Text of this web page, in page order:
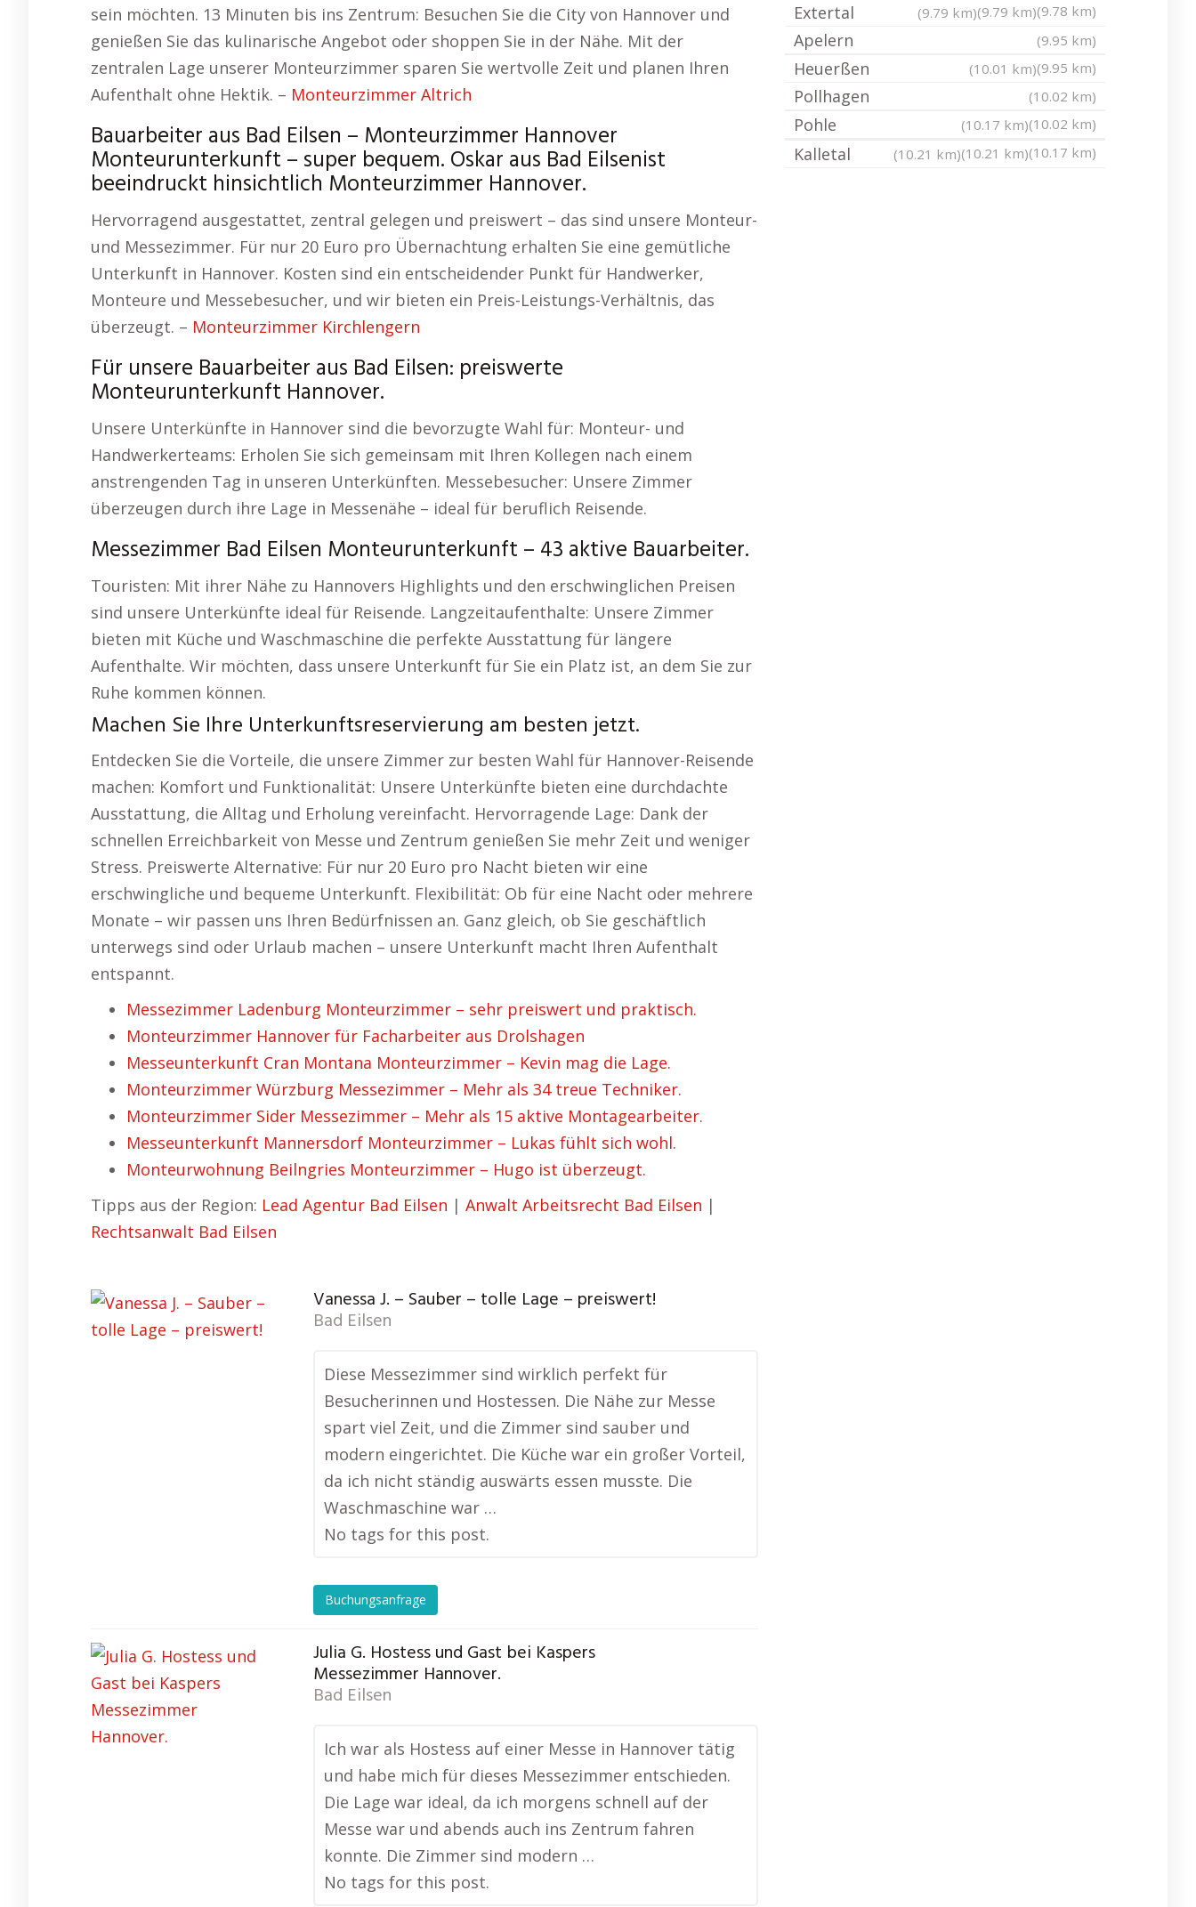
sein möchten. 13 Minuten bis ins Zentrum: Besuchen Sie die City von Hannover und
genießen Sie das kulinarische Angebot oder shoppen Sie in der Nähe. Mit der
zentralen Lage unserer Monteurzimmer sparen Sie wertvolle Zeit und planen Ihren
Aufenthalt ohne Hektik. – Monteurzimmer Altrich
Bauarbeiter aus Bad Eilsen – Monteurzimmer Hannover
Monteurunterkunft – super bequem. Oskar aus Bad Eilsenist
beeindruckt hinsichtlich Monteurzimmer Hannover.
Hervorragend ausgestattet, zentral gelegen und preiswert – das sind unsere Monteur-
und Messezimmer. Für nur 20 Euro pro Übernachtung erhalten Sie eine gemütliche
Unterkunft in Hannover. Kosten sind ein entscheidender Punkt für Handwerker,
Monteure und Messebesucher, und wir bieten ein Preis-Leistungs-Verhältnis, das
überzeugt. – Monteurzimmer Kirchlengern
Für unsere Bauarbeiter aus Bad Eilsen: preiswerte
Monteurunterkunft Hannover.
Unsere Unterkünfte in Hannover sind die bevorzugte Wahl für: Monteur- und
Handwerkerteams: Erholen Sie sich gemeinsam mit Ihren Kollegen nach einem
anstrengenden Tag in unseren Unterkünften. Messebesucher: Unsere Zimmer
überzeugen durch ihre Lage in Messenähe – ideal für beruflich Reisende.
Messezimmer Bad Eilsen Monteurunterkunft – 43 aktive Bauarbeiter.
Touristen: Mit ihrer Nähe zu Hannovers Highlights und den erschwinglichen Preisen
sind unsere Unterkünfte ideal für Reisende. Langzeitaufenthalte: Unsere Zimmer
bieten mit Küche und Waschmaschine die perfekte Ausstattung für längere
Aufenthalte. Wir möchten, dass unsere Unterkunft für Sie ein Platz ist, an dem Sie zur
Ruhe kommen können.
Machen Sie Ihre Unterkunftsreservierung am besten jetzt.
Entdecken Sie die Vorteile, die unsere Zimmer zur besten Wahl für Hannover-Reisende
machen: Komfort und Funktionalität: Unsere Unterkünfte bieten eine durchdachte
Ausstattung, die Alltag und Erholung vereinfacht. Hervorragende Lage: Dank der
schnellen Erreichbarkeit von Messe und Zentrum genießen Sie mehr Zeit und weniger
Stress. Preiswerte Alternative: Für nur 20 Euro pro Nacht bieten wir eine
erschwingliche und bequeme Unterkunft. Flexibilität: Ob für eine Nacht oder mehrere
Monate – wir passen uns Ihren Bedürfnissen an. Ganz gleich, ob Sie geschäftlich
unterwegs sind oder Urlaub machen – unsere Unterkunft macht Ihren Aufenthalt
entspannt.
Messezimmer Ladenburg Monteurzimmer – sehr preiswert und praktisch.
Monteurzimmer Hannover für Facharbeiter aus Drolshagen
Messeunterkunft Cran Montana Monteurzimmer – Kevin mag die Lage.
Monteurzimmer Würzburg Messezimmer – Mehr als 34 treue Techniker.
Monteurzimmer Sider Messezimmer – Mehr als 15 aktive Montagearbeiter.
Messeunterkunft Mannersdorf Monteurzimmer – Lukas fühlt sich wohl.
Monteurwohnung Beilngries Monteurzimmer – Hugo ist überzeugt.
Tipps aus der Region: Lead Agentur Bad Eilsen | Anwalt Arbeitsrecht Bad Eilsen |
Rechtsanwalt Bad Eilsen
Vanessa J. – Sauber – tolle Lage – preiswert!
Bad Eilsen
Diese Messezimmer sind wirklich perfekt für
Besucherinnen und Hostessen. Die Nähe zur Messe
spart viel Zeit, und die Zimmer sind sauber und
modern eingerichtet. Die Küche war ein großer Vorteil,
da ich nicht ständig auswärts essen musste. Die
Waschmaschine war …
No tags for this post.
Buchungsanfrage
Julia G. Hostess und Gast bei Kaspers
Messezimmer Hannover.
Bad Eilsen
Ich war als Hostess auf einer Messe in Hannover tätig
und habe mich für dieses Messezimmer entschieden.
Die Lage war ideal, da ich morgens schnell auf der
Messe war und abends auch ins Zentrum fahren
konnte. Die Zimmer sind modern …
No tags for this post.
(9.78 km)
(9.79 km)
Extertal (9.79 km)
Apelern
(9.95 km)
(9.95 km)
Heuerßen (10.01 km)
Pollhagen
(10.02 km)
(10.02 km)
Pohle
(10.17 km)
(10.17 km)
(10.21 km)
Kalletal (10.21 km)